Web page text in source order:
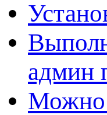
админ
Можно